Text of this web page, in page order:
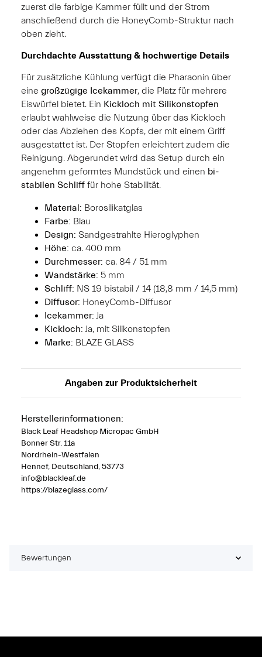
zuerst die farbige Kammer füllt und der Strom
anschließend durch die HoneyComb-Struktur nach
oben zieht.
Durchdachte Ausstattung & hochwertige Details
Für zusätzliche Kühlung verfügt die Pharaonin über
eine großzügige Icekammer, die Platz für mehrere
Eiswürfel bietet. Ein Kickloch mit Silikonstopfen
erlaubt wahlweise die Nutzung über das Kickloch
oder das Abziehen des Kopfs, der mit einem Griff
ausgestattet ist. Der Stopfen erleichtert zudem die
Reinigung. Abgerundet wird das Setup durch ein
angenehm geformtes Mundstück und einen bi-
stabilen Schliff für hohe Stabilität.
Material: Borosilikatglas
Farbe: Blau
Design: Sandgestrahlte Hieroglyphen
Höhe: ca. 400 mm
Durchmesser: ca. 84 / 51 mm
Wandstärke: 5 mm
Schliff: NS 19 bistabil / 14 (18,8 mm / 14,5 mm)
Diffusor: HoneyComb-Diffusor
Icekammer: Ja
Kickloch: Ja, mit Silikonstopfen
Marke: BLAZE GLASS
Angaben zur Produktsicherheit
Herstellerinformationen:
Black Leaf Headshop Micropac GmbH
Bonner Str. 11a
Nordrhein-Westfalen
Hennef, Deutschland, 53773
info@blackleaf.de
https://blazeglass.com/
Bewertungen